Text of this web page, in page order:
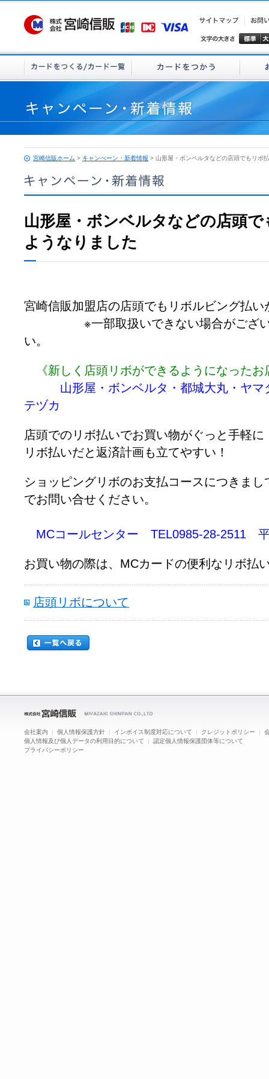
宮崎信販ホーム > キャンぺーン・新着情報 > 山形屋・ボンベルタなどの店頭でもリボ
山形屋・ボンベルタなどの店頭
ようなりました
宮崎信販加盟店の店頭でもリボルビング払
※一部取扱いできない場合がございま
い。
《新しく店頭リボができるようになった
山形屋・ボンベルタ・都城大丸・ヤ
テヅカ
店頭でのリボ払いでお買い物がぐっと手軽に
リボ払いだと返済計画も立てやすい！
ショッピングリボのお支払コースにつきま
でお問い合せください。
MCコールセンター TEL0985-28-2511
お買い物の際は、MCカードの便利なリボ払
店頭リボについて
会社案内 | 個人情報保護方針 | インボイス制度対応について | クレジットポリシー |
個人情報及び個人データの利用目的について | 認定個人情報保護団体等について
プライバシーポリシー